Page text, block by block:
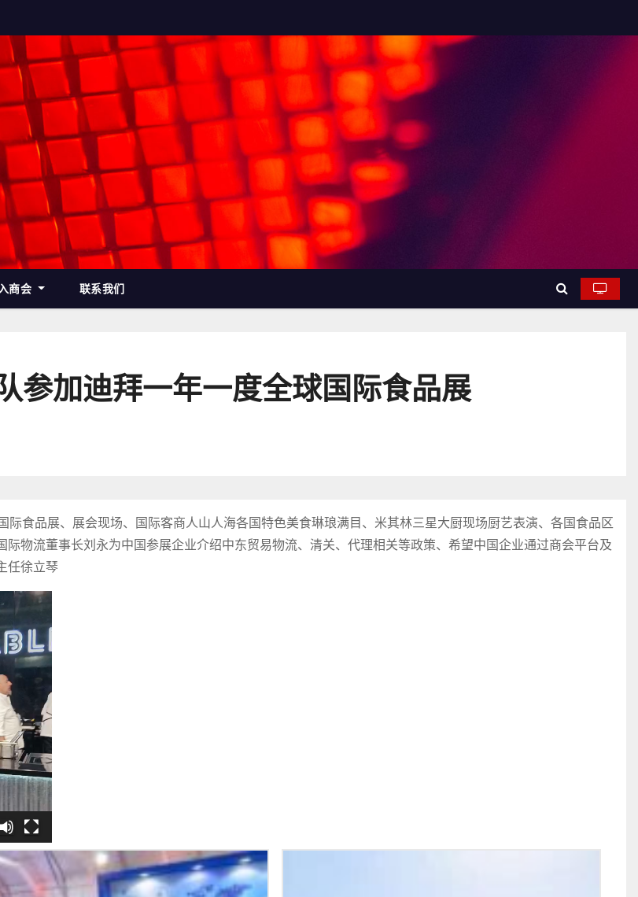
商会 联系我们
参加迪拜一年一度全球国际食品展
食品展、展会现场、国际客商人山人海各国特色美食琳琅满目、米其林三星大厨现场厨艺表演、各国食品区
物流董事长刘永为中国参展企业介绍中东贸易物流、清关、代理相关等政策、希望中国企业通过商会平台及
任徐立琴